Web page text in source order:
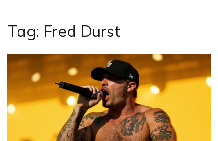
Tag: Fred Durst